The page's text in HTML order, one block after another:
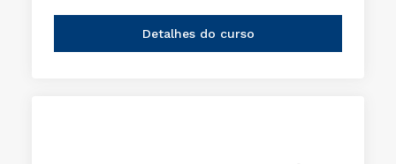
Detalhes do curso